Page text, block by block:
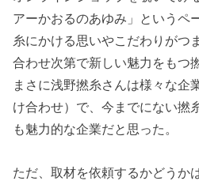
アーかおるのあゆみ」というペ
糸にかける思いやこだわりがつ
合わせ次第で新しい魅力をもつ
まさに浅野撚糸さんは様々な企
け合わせ）で、今までにない撚
も魅力的な企業だと思った。
ただ、取材を依頼するかどうか